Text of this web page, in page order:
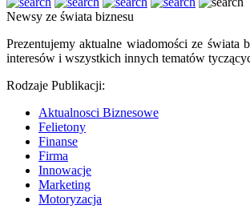
Newsy ze świata biznesu
Prezentujemy aktualne wiadomości ze
interesów i wszystkich innych tematów
Rodzaje Publikacji:
Aktualnosci Biznesowe
Felietony
Finanse
Firma
Innowacje
Marketing
Motoryzacja